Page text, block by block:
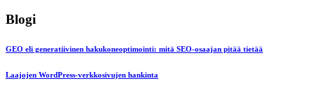
Blogi
GEO eli generatiivinen hakukoneoptimointi: mitä SEO-osaajan pitää tietää
Laajojen WordPress-verkkosivujen hankinta